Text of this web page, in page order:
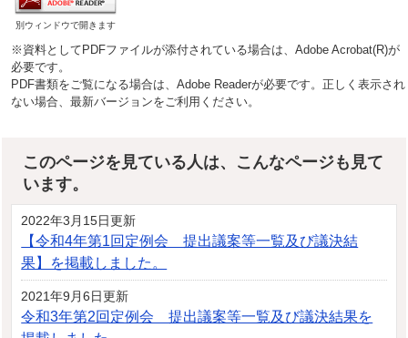
別ウィンドウで開きます
※資料としてPDFファイルが添付されている場合は、Adobe Acrobat(R)が
必要です。
PDF書類をご覧になる場合は、Adobe Readerが必要です。正しく表示され
ない場合、最新バージョンをご利用ください。
このページを見ている人は、こんなページも見て
います。
2022年3月15日更新
【令和4年第1回定例会 提出議案等一覧及び議決結
果】を掲載しました。
2021年9月6日更新
令和3年第2回定例会 提出議案等一覧及び議決結果を